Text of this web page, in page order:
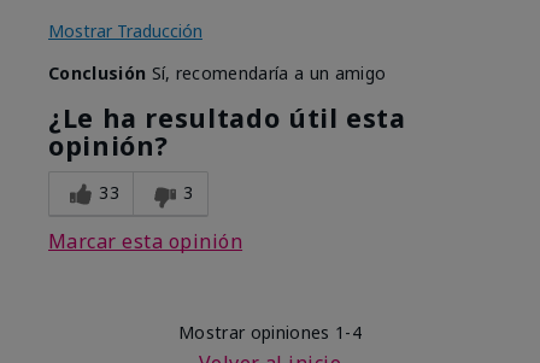
Mostrar Traducción
Conclusión Sí, recomendaría a un amigo
¿Le ha resultado útil esta
opinión?
33 3
Marcar esta opinión
Mostrar opiniones 1-4